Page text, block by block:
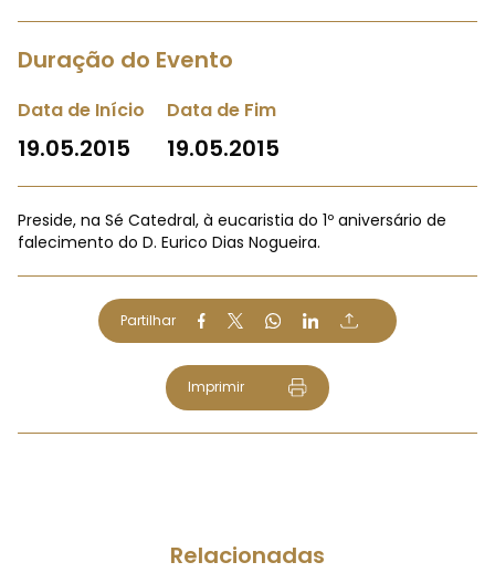
Duração do Evento
Data de Início
19.05.2015
Data de Fim
19.05.2015
Preside, na Sé Catedral, à eucaristia do 1º aniversário de
falecimento do D. Eurico Dias Nogueira.
Partilhar
Imprimir
Relacionadas